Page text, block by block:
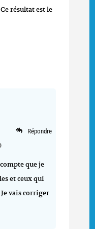
résultat est le
Répondre
que je
et ceux qui
vais corriger